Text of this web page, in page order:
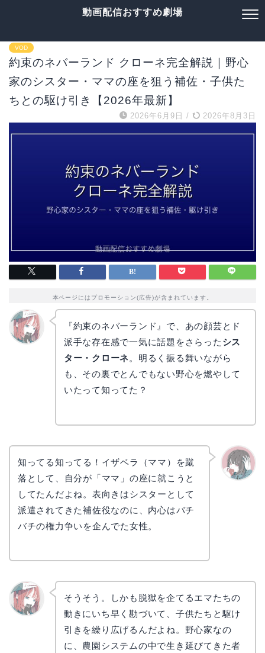
動画配信おすすめ劇場
VOD
約束のネバーランド クローネ完全解説｜野心
家のシスター・ママの座を狙う補佐・子供た
ちとの駆け引き【2026年最新】
2026年6月9日 / 2026年8月3日
本ページにはプロモーション(広告)が含まれています。
『約束のネバーランド』で、あの顔芸とド
派手な存在感で一気に話題をさらった シス
ター・クローネ。明るく振る舞いながら
も、その裏でとんでもない野心を燃やして
いたって知ってた？
知ってる知ってる！イザベラ（ママ）を蹴
落として、自分が「ママ」の座に就こうと
してたんだよね。表向きはシスターとして
派遣されてきた補佐役なのに、内心はバチ
バチの権力争いを企んでた女性。
そうそう。しかも脱獄を企てるエマたちの
動きにいち早く勘づいて、子供たちと駆け
引きを繰り広げるんだよね。野心家なの
に、農園システムの中で生き延びてきた者